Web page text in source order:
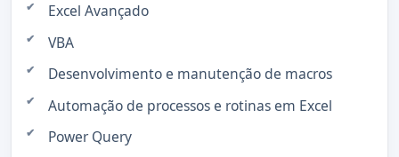
Excel Avançado
VBA
Desenvolvimento e manutenção de macros
Automação de processos e rotinas em Excel
Power Query